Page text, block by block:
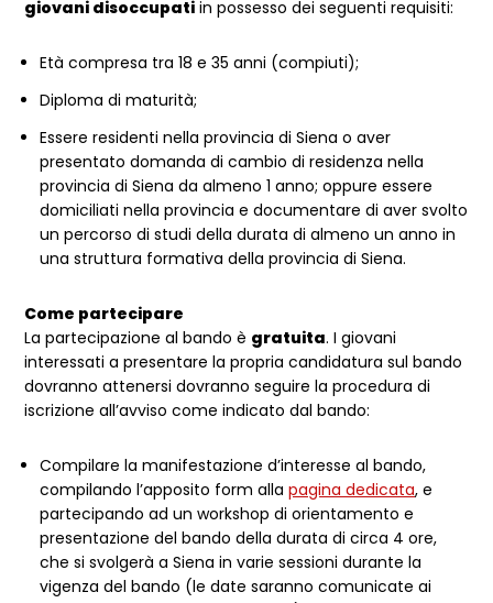
giovani disoccupati in possesso dei seguenti requisiti:
Età compresa tra 18 e 35 anni (compiuti);
Diploma di maturità;
Essere residenti nella provincia di Siena o aver
presentato domanda di cambio di residenza nella
provincia di Siena da almeno 1 anno; oppure essere
domiciliati nella provincia e documentare di aver svolto
un percorso di studi della durata di almeno un anno in
una struttura formativa della provincia di Siena.
Come partecipare
La partecipazione al bando è gratuita. I giovani
interessati a presentare la propria candidatura sul bando
dovranno attenersi dovranno seguire la procedura di
iscrizione all’avviso come indicato dal bando:
Compilare la manifestazione d’interesse al bando,
compilando l’apposito form allapagina dedicata, e
partecipando ad un workshop di orientamento e
presentazione del bando della durata di circa 4 ore,
che si svolgerà a Siena in varie sessioni durante la
vigenza del bando (le date saranno comunicate ai